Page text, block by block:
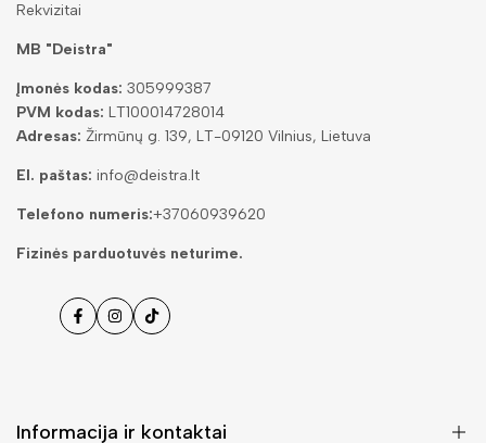
Rekvizitai
MB "Deistra"
Įmonės kodas: 305999387
PVM kodas: LT100014728014
Adresas: Žirmūnų g. 139, LT-09120 Vilnius, Lietuva
El. paštas: info@deistra.lt
Telefono numeris:+37060939620
Fizinės parduotuvės neturime.
FacebookInstagramas
Tiktok
Informacija ir kontaktai